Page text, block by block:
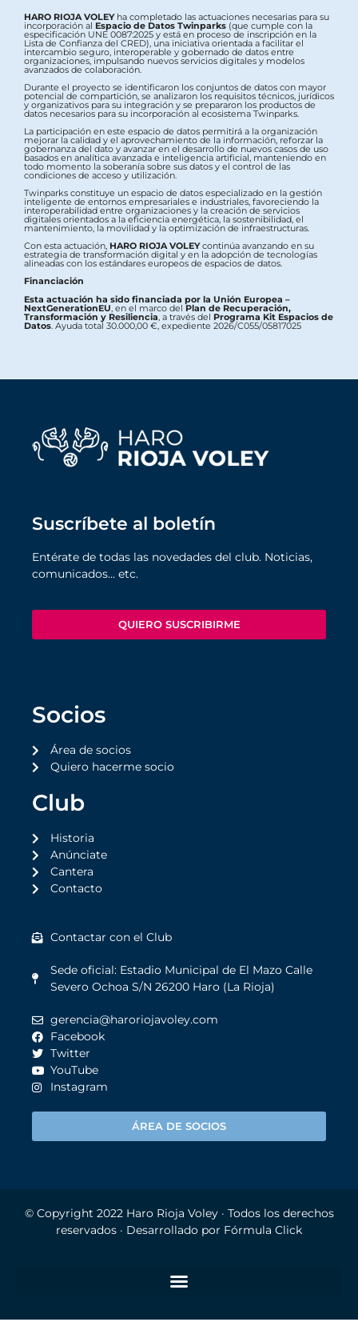
HARO RIOJA VOLEYha completado las actuaciones necesarias para su
incorporación al Espacio de Datos Twinparks (que cumple con la
especificación UNE 0087:2025 y está en proceso de inscripción en la
Lista de Confianza del CRED), una iniciativa orientada a facilitar el
intercambio seguro, interoperable y gobernado de datos entre
organizaciones, impulsando nuevos servicios digitales y modelos
avanzados de colaboración.
Durante el proyecto se identificaron los conjuntos de datos con mayor
potencial de compartición, se analizaron los requisitos técnicos, jurídicos
y organizativos para su integración y se prepararon los productos de
datos necesarios para su incorporación al ecosistema Twinparks.
La participación en este espacio de datos permitirá a la organización
mejorar la calidad y el aprovechamiento de la información, reforzar la
gobernanza del dato y avanzar en el desarrollo de nuevos casos de uso
basados en analítica avanzada e inteligencia artificial, manteniendo en
todo momento la soberanía sobre sus datos y el control de las
condiciones de acceso y utilización.
Twinparks constituye un espacio de datos especializado en la gestión
inteligente de entornos empresariales e industriales, favoreciendo la
interoperabilidad entre organizaciones y la creación de servicios
digitales orientados a la eficiencia energética, la sostenibilidad, el
mantenimiento, la movilidad y la optimización de infraestructuras.
Con esta actuación, HARO RIOJA VOLEYcontinúa avanzando en su
estrategia de transformación digital y en la adopción de tecnologías
alineadas con los estándares europeos de espacios de datos.
Financiación
Esta actuación ha sido financiada por la Unión Europea –
NextGenerationEU , en el marco delPlan de Recuperación,
Transformación y Resiliencia , a través del Programa Kit Espacios de
Datos . Ayuda total 30.000,00 €, expediente 2026/C055/05817025
Suscríbete al boletín
Entérate de todas las novedades del club. Noticias,
comunicados… etc.
QUIERO SUSCRIBIRME
Socios
Área de socios
Quiero hacerme socio
Club
Historia
Anúnciate
Cantera
Contacto
Contactar con el Club
Sede oficial: Estadio Municipal de El Mazo Calle
Severo Ochoa S/N 26200 Haro (La Rioja)
gerencia@haroriojavoley.com
Facebook
Twitter
YouTube
Instagram
ÁREA DE SOCIOS
© Copyright 2022 Haro Rioja Voley· Todos los derechos
reservados · Desarrollado por Fórmula Click